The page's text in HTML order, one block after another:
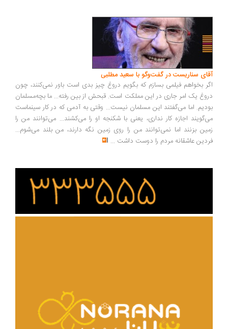
سناریست در گفت‌وگو با سعید مطلبی
بخواهم فیلمی بسازم که بگویم دروغ چیز بدی است باور نمی‌کنند، چون
یک امر جاری در این مملکت است. قبحش از بین رفته... ما بچه‌مسلمان
اما می‌گفتند این مسلمان نیست... وقتی به آدمی که در کار سینماست
اجازه کار نداری، یعنی با شکنجه او را می‌کشند... می‌توانند من را
بزنند اما نمی‌توانند من را روی زمین نگه دارند، من بلند می‌شوم...
عاشقانه مردم را دوست داشت ...